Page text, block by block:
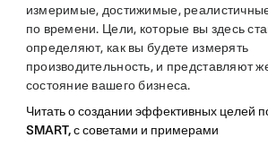
измеримые, достижимые,
по времени. Цели, которые вы здесь
определяют, как вы будете измерять
производительность, и представляют
состояние вашего бизнеса.
Читать о создании эффективных целей
SMART, с советами и примерами